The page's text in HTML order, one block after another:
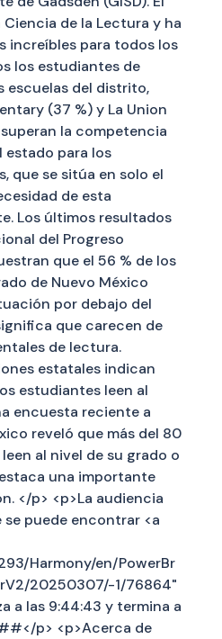
de la Lectura y ha
increíbles para todos los
los estudiantes de
escuelas del distrito,
(37 %) y La Union
la competencia
para los
que se sitúa en solo el
de esta
Los últimos resultados
del Progreso
que el 56 % de los
de Nuevo México
por debajo del
que carecen de
de lectura.
estatales indican
estudiantes leen al
encuesta reciente a
reveló que más del 80
al nivel de su grado o
una importante
</p> <p>La audiencia
puede encontrar <a
Harmony/en/PowerBr
20250307/-1/76864"
a las 9:44:43 y termina a
p> <p>Acerca de